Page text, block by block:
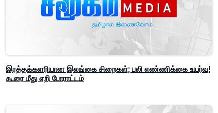
இரத்தக்களரியான இலங்கை சிறைகள்; பலி எண்ணிக்கை உயர்வு!
கூரை மீது ஏறி போராட்டம்